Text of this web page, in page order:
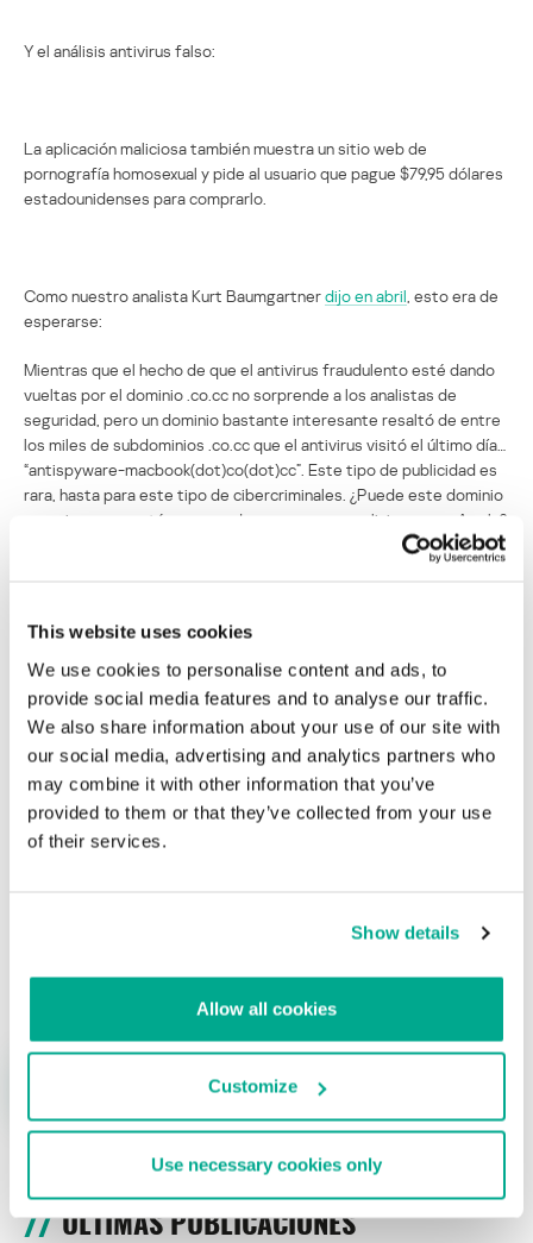
This website uses cookies
We use cookies to personalise content and ads, to
provide social media features and to analyse our traffic.
We also share information about your use of our site with
our social media, advertising and analytics partners who
may combine it with other information that you’ve
provided to them or that they’ve collected from your use
of their services.
Show details
Allow all cookies
Customize
Use necessary cookies only
Y el análisis antivirus falso:
La aplicación maliciosa también muestra un sitio web de
pornografía homosexual y pide al usuario que pague $79,95 dólares
estadounidenses para comprarlo.
Como nuestro analista Kurt Baumgartnerdijo en abril , esto era de
esperarse:
Mientras que el hecho de que el antivirus fraudulento esté dando
vueltas por el dominio .co.cc no sorprende a los analistas de
seguridad, pero un dominio bastante interesante resaltó de entre
los miles de subdominios .co.cc que el antivirus visitó el último día…
“antispyware-macbook(dot)co(dot)cc”. Este tipo de publicidad es
rara, hasta para este tipo de cibercriminales. ¿Puede este dominio
sugerir que se está preparando un programa malicioso para Apple?
Campaña de malware fraudulento amenaza
a los usuarios de Mac
Su dirección de correo electrónico no será publicada.
Los
campos obligatorios están marcados con*
ÚLTIMAS PUBLICACIONES